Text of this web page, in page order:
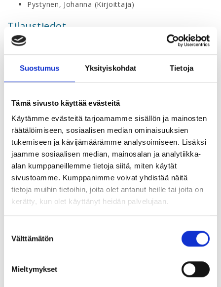
Suostumus Yksityiskohdat Tietoja
Tämä sivusto käyttää evästeitä
Käytämme evästeitä tarjoamamme sisällön ja mainosten
räätälöimiseen, sosiaalisen median ominaisuuksien
tukemiseen ja kävijämäärämme analysoimiseen. Lisäksi
jaamme sosiaalisen median, mainosalan ja analytiikka-
alan kumppaneillemme tietoja siitä, miten käytät
sivustoamme. Kumppanimme voivat yhdistää näitä
tietoja muihin tietoihin, joita olet antanut heille tai joita on
kerätty, kun olet käyttänyt heidän palvelujaan.
valinta
Välttämätön
Mieltymykset
Pystynen, Johanna (Kirjoittaja)
Tilaustiedot
Tarjous on voimassa
, niin kauan kun kirjaa
teet tilauksen, käytä kampanjakoodia
YTYETU22.
Lue lisää aiheesta
11.04.2025 | Työelämä